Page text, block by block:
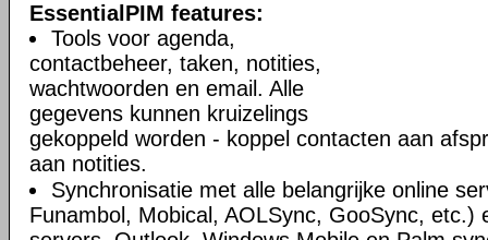
EssentialPIM features:
Tools voor agenda,
contactbeheer, taken, notities,
wachtwoorden en email. Alle
gegevens kunnen kruizelings
gekoppeld worden - koppel contacten aan
aan notities.
Synchronisatie met alle belangrijke online
Funambol, Mobical, AOLSync, GooSync, etc.)